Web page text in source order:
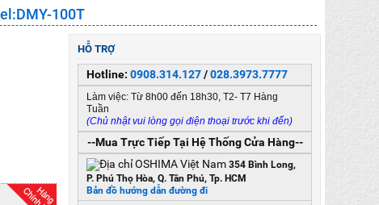
100T
HỖ TRỢ
Hotline: 0908.314.127/028.3973.7777
Làm việc: Từ 8h00 đến 18h30, T2- T7 Hàng
Tuần
(Chủ nhật vui lòng gọi điện thoại trước khi đến)
--Mua Trực Tiếp Tại Hệ Thống Cửa Hàng--
354 Bình Long,
P. Phú Thọ Hòa, Q. Tân Phú, Tp. HCM
Bản đồ hướng dẫn đường đi